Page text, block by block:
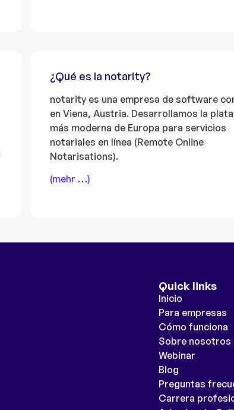
¿Qué es la notarity?
notarity es una empresa de software
en Viena, Austria. Desarrollamos la
más moderna de Europa para servicios
notariales en línea (Remote Online
Notarisations).
(mehr …)
Quick links
Inicio
Para empresas
Cómo funciona
Sobre nosotros
Webinar
Blog
Preguntas
Carrera